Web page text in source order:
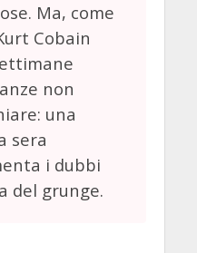
Ma, come
Cobain
non
una
sera
i dubbi
del grunge.